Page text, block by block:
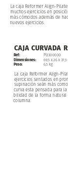
Ref:
Dimensiones:
Peso:
PI23000.00
69,5 x 26 x 37,5
6,5 kg
CAJA CURVADA
La caja Reformer Align-
muchos ejercicios en
más cómodos además de
nuevos ejercicios.
La caja Reformer Align-
ejercicios sentados en
supinación seán más
curva esta pensada para la
bilidad de la forma natural
columna.